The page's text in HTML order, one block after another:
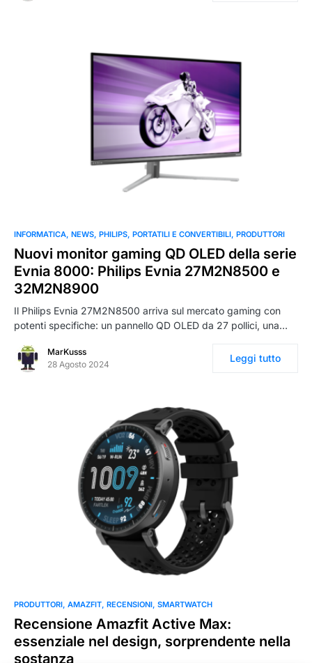
INFORMATICA NEWS PHILIPS PORTATILI E CONVERTIBILI PRODUTTORI
Nuovi monitor gaming QD OLED della serie
Evnia 8000: Philips Evnia 27M2N8500 e
32M2N8900
Il Philips Evnia 27M2N8500 arriva sul mercato gaming con
potenti specifiche: un pannello QD OLED da 27 pollici, una…
MarKusss
28 Agosto 2024
Leggi tutto
PRODUTTORI AMAZFIT RECENSIONI SMARTWATCH
Recensione Amazfit Active Max:
essenziale nel design, sorprendente nella
sostanza